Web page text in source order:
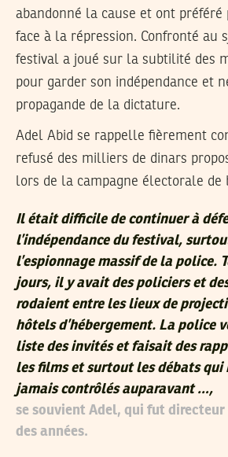
abandonné la cause et ont
face à la répression. Confronté au
festival a joué sur la subtilité des
pour garder son indépendance et
propagande de la dictature.
Adel Abid se rappelle fièrement
refusé des milliers de dinars
lors de la campagne électorale de
Il était difficile de continuer à
l’indépendance du festival,
l’espionnage massif de la police.
jours, il y avait des policiers et
rodaient entre les lieux de
hôtels d’hébergement. La police
liste des invités et faisait des
les films et surtout les débats qui
jamais contrôlés auparavant …,
se souvient Adel, qui fut directeur
des années.